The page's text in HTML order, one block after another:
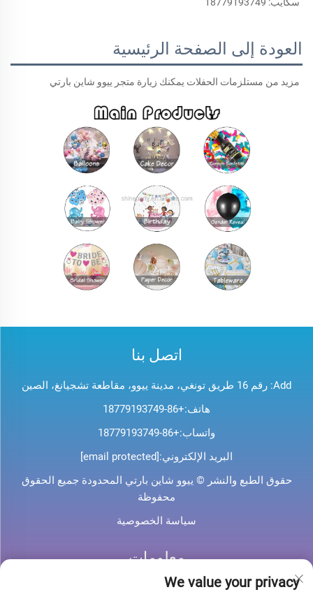
سكايب: 18779193749
العودة إلى الصفحة الرئيسية
مزيد من مستلزمات الحفلات يمكنك زيارة متجر ييوو شاين بارتي
اتصل بنا
Add: رقم 16 طريق تونغي، مدينة ييوو، مقاطعة تشجيانغ، الصين
هاتف:+86-18779193749
واتساب:+86-18779193749
البريد الإلكتروني:[email protected]
حقوق الطبع والنشر © ييوو شاين بارتي المحدودة جميع الحقوق
محفوظة
سياسة الخصوصية
معلومات
اشترك لتلقي نشرتنا الإخبارية الأسبوعية
We value your privacy